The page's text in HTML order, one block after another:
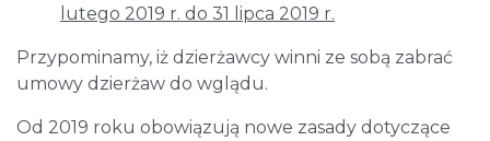
lutego 2019 r. do 31 lipca 2019 r.
Przypominamy, iż dzierżawcy winni ze sobą zabrać
umowy dzierżaw do wglądu.
Od 2019 roku obowiązują nowe zasady dotyczące